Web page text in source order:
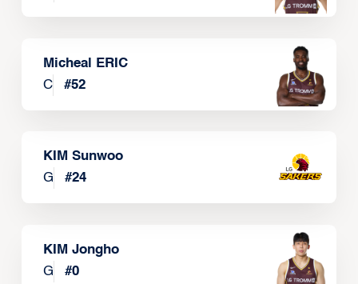
Micheal ERIC
C
#52
KIM Sunwoo
G
#24
KIM Jongho
G
#0